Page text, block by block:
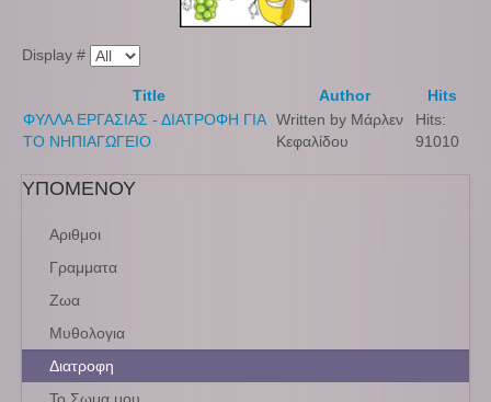
Display #
Title Author
Hits
ΦΥΛΛΑ ΕΡΓΑΣΙΑΣ - ΔΙΑΤΡΟΦΗ ΓΙΑ
ΤΟ ΝΗΠΙΑΓΩΓΕΙΟ
Written by Μάρλεν
Κεφαλίδου
Hits:
91010
ΥΠΟΜΕΝΟΥ
Αριθμοι
Γραμματα
Ζωα
Μυθολογια
Διατροφη